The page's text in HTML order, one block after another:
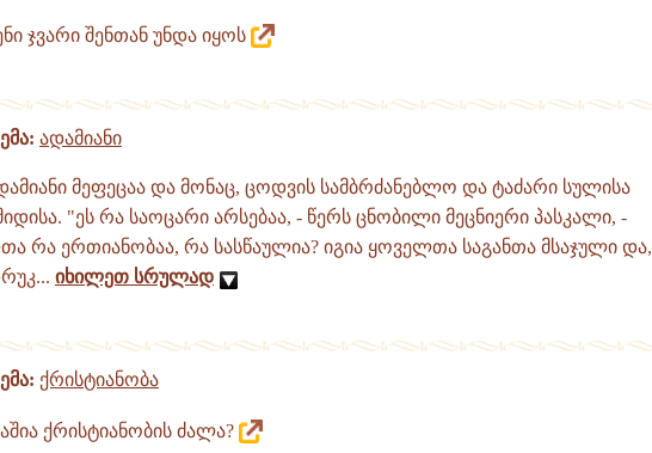
ჯვარი შენთან უნდა იყოს
ადამიანი
მეფეცაა და მონაც, ცოდვის სამბრძანებლო და ტაძარი სულისა
"ეს რა საოცარი არსებაა, - წერს ცნობილი მეცნიერი პასკალი, -
რა ერთიანობაა, რა სასწაულია? იგია ყოველთა საგანთა მსაჯული და,
იხილეთ სრულად
ქრისტიანობა
ქრისტიანობის ძალა?